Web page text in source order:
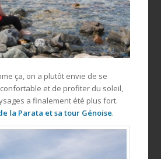
ça, on a plutôt envie de se
et de profiter du soleil,
a finalement été plus fort.
la Parata et sa tour Génoise.